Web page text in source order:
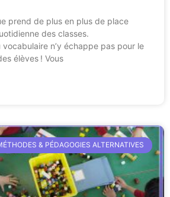
prend de plus en plus de place
des classes.
vocabulaire n’y échappe pas pour le
élèves ! Vous
& PÉDAGOGIES ALTERNATIVES